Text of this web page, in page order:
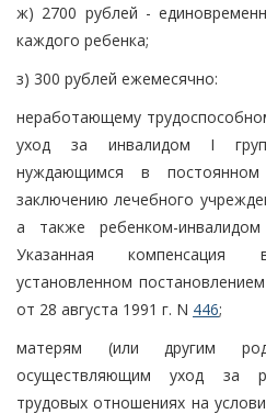
ж) 2700 рублей -
каждого ребенка;
з) 300 рублей ежемесячно:
неработающему
уход за инвалидом I
нуждающимся в
заключению лечебного
а также ребенком-
Указанная
установленном
от 28 августа 1991 г. N 446;
матерям (или другим
осуществляющим уход за
трудовых отношениях на